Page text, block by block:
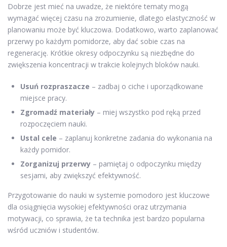
Dobrze jest mieć na uwadze, że niektóre tematy mogą
wymagać więcej czasu na zrozumienie, dlatego elastyczność w
planowaniu może być kluczowa. Dodatkowo, warto zaplanować
przerwy po każdym pomidorze, aby dać sobie czas na
regenerację. Krótkie okresy odpoczynku są niezbędne do
zwiększenia koncentracji w trakcie kolejnych bloków nauki.
Usuń rozpraszacze – zadbaj o ciche i uporządkowane
miejsce pracy.
Zgromadź materiały – miej wszystko pod ręką przed
rozpoczęciem nauki.
Ustal cele – zaplanuj konkretne zadania do wykonania na
każdy pomidor.
Zorganizuj przerwy – pamiętaj o odpoczynku między
sesjami, aby zwiększyć efektywność.
Przygotowanie do nauki w systemie pomodoro jest kluczowe
dla osiągnięcia wysokiej efektywności oraz utrzymania
motywacji, co sprawia, że ta technika jest bardzo popularna
wśród uczniów i studentów.